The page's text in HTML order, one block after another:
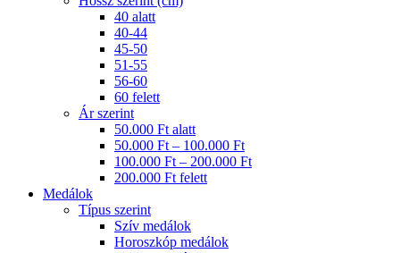
40 alatt
40-44
45-50
51-55
56-60
60 felett
Ár szerint
50.000 Ft alatt
50.000 Ft – 100.000 Ft
100.000 Ft – 200.000 Ft
200.000 Ft felett
Medálok
Típus szerint
Szív medálok
Horoszkóp medálok